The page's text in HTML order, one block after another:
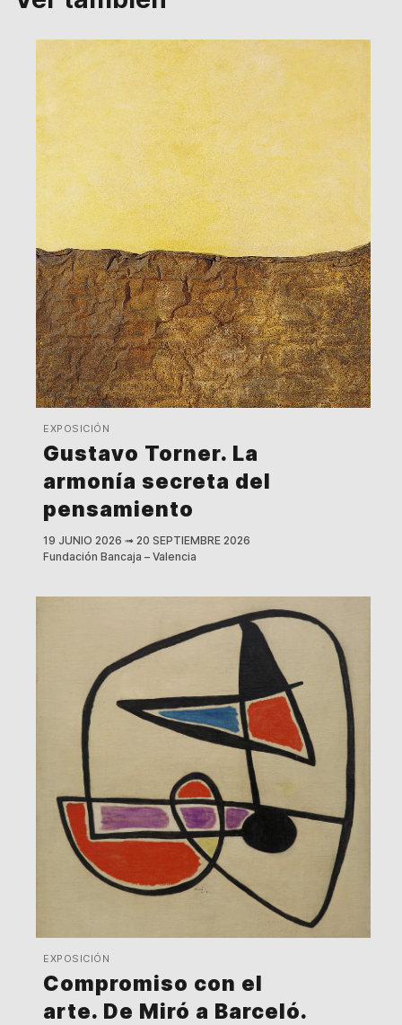
EXPOSICIÓN
Gustavo Torner. La
armonía secreta del
pensamiento
19 JUNIO 2026 ➟ 20 SEPTIEMBRE 2026
Fundación Bancaja – Valencia
EXPOSICIÓN
Compromiso con el
arte. De Miró a Barceló.